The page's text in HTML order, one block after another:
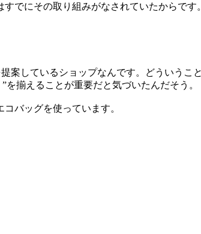
でにその取り組みがなされていたからです。
案しているショップなんです。どういう
”を揃えることが重要だと気づいたんだそう。
バッグを使っています。